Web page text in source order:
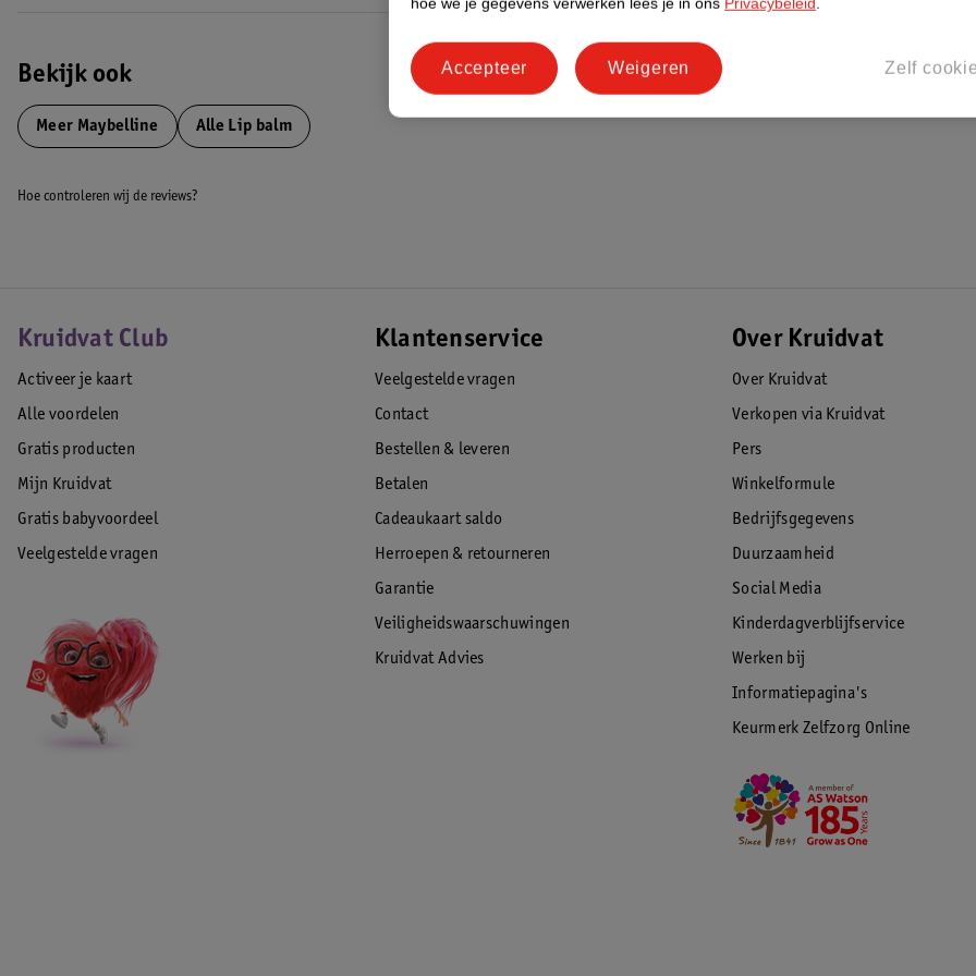
Hoe gebruik je de Maybelline New York Lifter Glaze 009 Latte Crush Oil Lippenbalsem?
Breng de lippenbalsem rechtstreeks op je lippen aan voor een glanzende, gehydrateerde look. Herhaal voor extra
kleurintensiteit en laat de balsem smelten voor een comfortabel, niet-plakkerig gevoel dat de hele dag blijft
zitten.
EAN code:3600531702267
Bekijk ook
Meer Maybelline Alle Lip balm
Hoe controleren wij de reviews?
Kruidvat Club
Activeer je kaart
Alle voordelen
Gratis producten
Mijn Kruidvat
Gratis babyvoordeel
Veelgestelde vragen
Klantenservice
Veelgestelde vragen
Contact
Bestellen & leveren
Betalen
Cadeaukaart saldo
Herroepen & retourneren
Garantie
Veiligheidswaarschuwingen
Kruidvat Advies
Over Kruidvat
Over Kruidvat
Verkopen via Kruidvat
Pers
Winkelformule
Bedrijfsgegevens
Duurzaamheid
Social Media
Kinderdagverblijfservice
Werken bij
Informatiepagina's
Keurmerk Zelfzorg Online
Zelf
Weigeren
Accepteer